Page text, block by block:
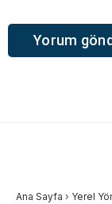
Ana Sayfa › Yerel